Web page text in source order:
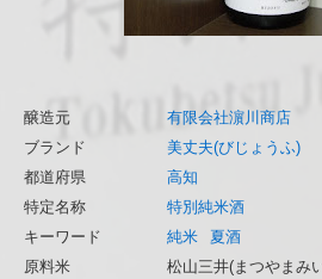
醸造元
有限会社濵川商店
ブランド
美丈夫(びじょうふ)
都道府県
高知
特定名称
特別純米酒
キーワード
純米
夏酒
原料米
松山三井(まつやまみ